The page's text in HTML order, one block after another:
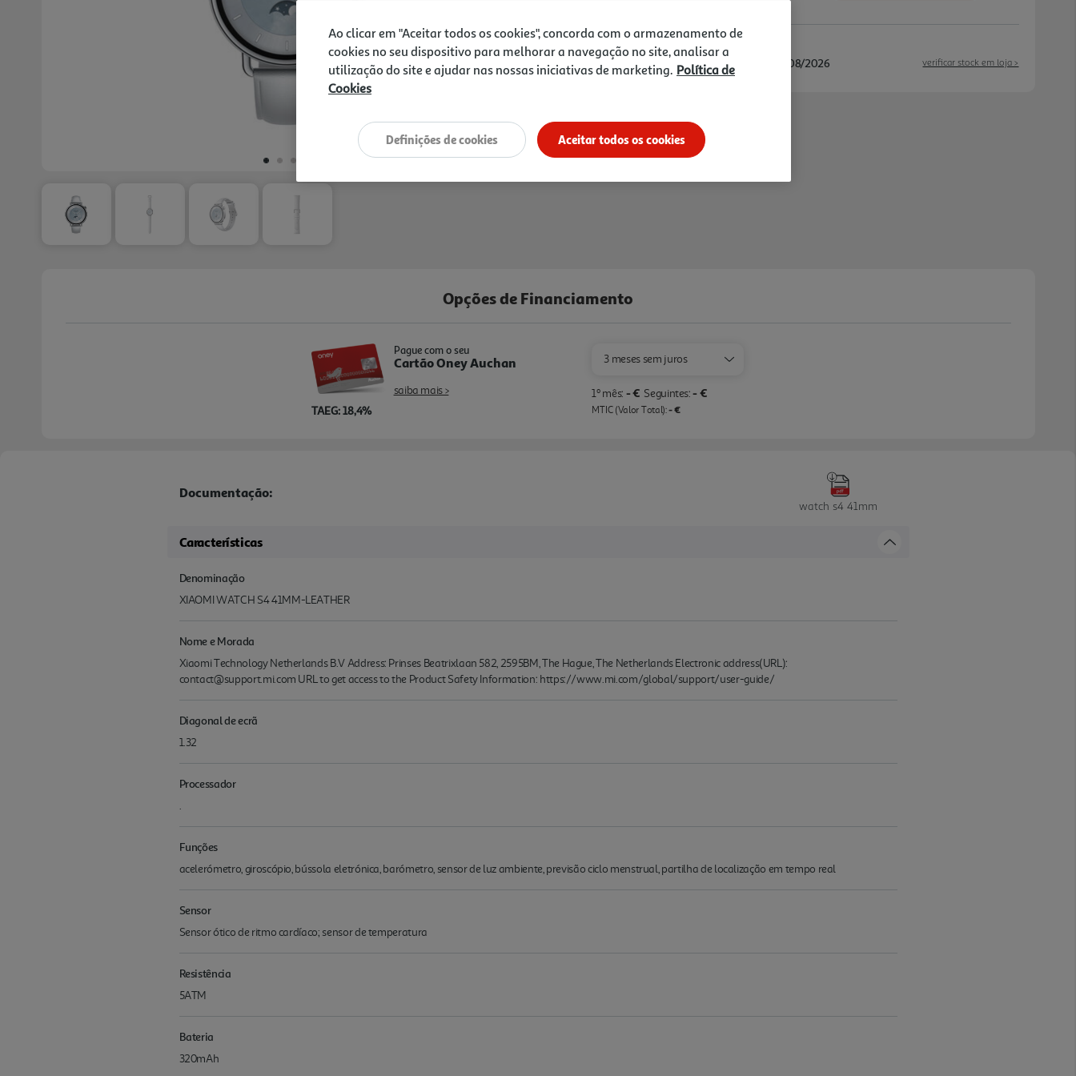
verificar stock em loja >
Entrega estimada entre13/08/2026 e 14/08/2026
Opções de Financiamento
TAEG: 18,4%
Pague com o seu
Cartão Oney Auchan
saiba mais >
3 meses sem juros
1º mês: - € Seguintes: - €
MTIC (Valor Total):- €
Documentação:
watch s4 41mm
Características
Denominação
XIAOMI WATCH S4 41MM-LEATHER
Nome e Morada
Xiaomi Technology Netherlands B.V Address: Prinses Beatrixlaan 582, 2595BM, The Hague, The Netherlands Electronic address(URL):
contact@support.mi.com URL to get access to the Product Safety Information: https://www.mi.com/global/support/user-guide/
Diagonal de ecrã
1.32
Processador
.
Funções
acelerómetro, giroscópio, bússola eletrónica, barómetro, sensor de luz ambiente, previsão ciclo menstrual, partilha de localização em tempo real
Sensor
Sensor ótico de ritmo cardíaco; sensor de temperatura
Resistência
5ATM
Bateria
320mAh
Ao clicar em "Aceitar todos os cookies", concorda com o armazenamento de
cookies no seu dispositivo para melhorar a navegação no site, analisar a
utilização do site e ajudar nas nossas iniciativas de marketing. Política de
Cookies
Aceitar todos os cookies
Definições de cookies